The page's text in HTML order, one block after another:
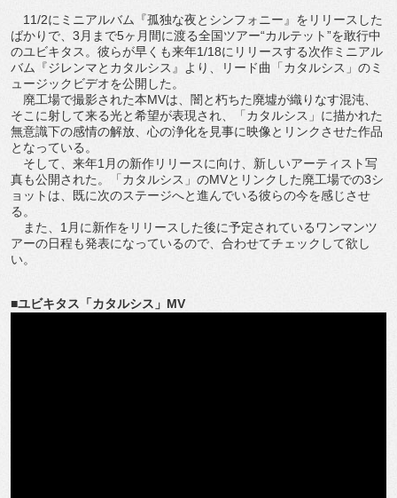
11/2にミニアルバム『孤独な夜とシンフォニー』をリリースした
ばかりで、3月まで5ヶ月間に渡る全国ツアー“カルテット”を敢行中
のユビキタス。彼らが早くも来年1/18にリリースする次作ミニアル
バム『ジレンマとカタルシス』より、リード曲「カタルシス」のミ
ュージックビデオを公開した。
廃工場で撮影された本MVは、闇と朽ちた廃墟が織りなす混沌、
そこに射して来る光と希望が表現され、「カタルシス」に描かれた
無意識下の感情の解放、心の浄化を見事に映像とリンクさせた作品
となっている。
そして、来年1月の新作リリースに向け、新しいアーティスト写
真も公開された。「カタルシス」のMVとリンクした廃工場での3シ
ョットは、既に次のステージへと進んでいる彼らの今を感じさせ
る。
また、1月に新作をリリースした後に予定されているワンマンツ
アーの日程も発表になっているので、合わせてチェックして欲し
い。
■ユビキタス「カタルシス」MV